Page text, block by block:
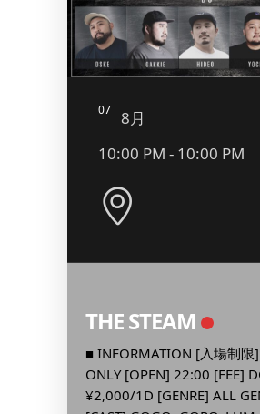
07
8月
10:00 PM - 10:00 PM
THE STEAM
■ INFORMATION [入場制限
ONLY [OPEN] 22:00 [FEE]
¥2,000/1D [GENRE] ALL